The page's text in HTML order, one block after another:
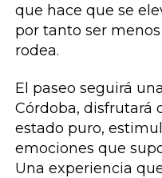
que hace que se
por tanto ser
rodea.
El paseo seguirá
Córdoba, disfrutará
estado puro,
emociones que
Una experiencia